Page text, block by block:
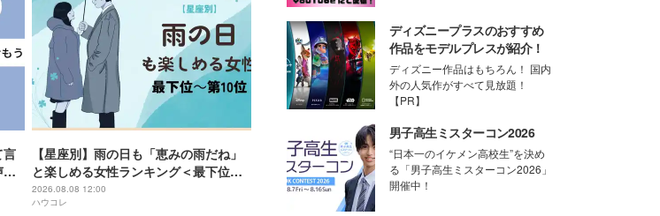
言
【星座別】雨の日も「恵みの雨だね」
と楽しめる女性ランキング＜最下位～
第１０位＞
2026.08.08 12:00
ハウコレ
ディズニープラスのおすすめ
作品をモデルプレスが紹介！
ディズニー作品はもちろん！ 国内
外の人気作がすべて見放題！
【PR】
男子高生ミスターコン2026
“日本一のイケメン高校生”を決め
る「男子高生ミスターコン2026」
開催中！